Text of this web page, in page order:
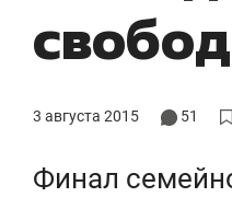
3 августа 2015 51
Финал